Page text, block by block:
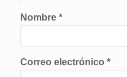
Nombre *
Correo electrónico *